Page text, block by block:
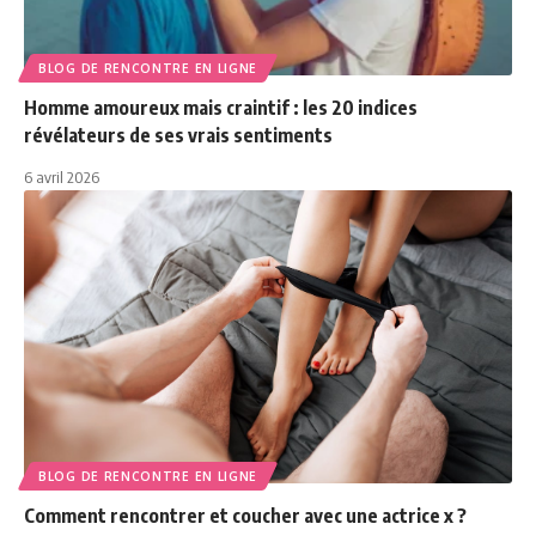
BLOG DE RENCONTRE EN LIGNE
Homme amoureux mais craintif : les 20 indices
révélateurs de ses vrais sentiments
6 avril 2026
BLOG DE RENCONTRE EN LIGNE
Comment rencontrer et coucher avec une actrice x ?